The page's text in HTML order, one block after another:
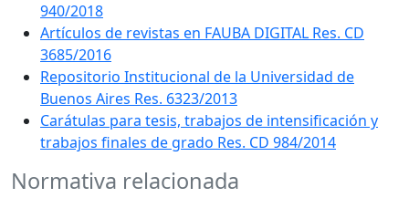
940/2018
Artículos de revistas en FAUBA DIGITAL Res. CD
3685/2016
Repositorio Institucional de la Universidad de
Buenos Aires Res. 6323/2013
Carátulas para tesis, trabajos de intensificación y
trabajos finales de grado Res. CD 984/2014
Normativa relacionada